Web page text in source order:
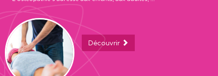
Découvrir